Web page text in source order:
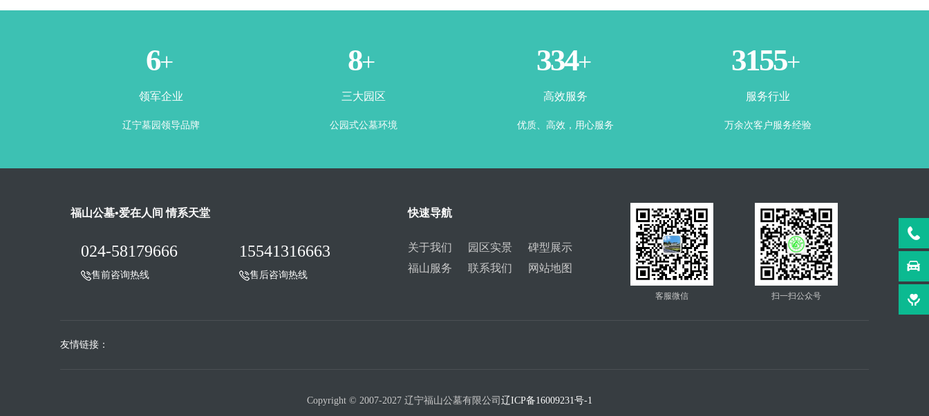
1+
领军企业
辽宁墓园领导品牌
3+
三大园区
公园式公墓环境
365+
高效服务
优质、高效，用心服务
3500+
服务行业
万余次客户服务经验
福山公墓•爱在人间 情系天堂
024-58179666
售前咨询热线
15541316663
售后咨询热线
快速导航
关于我们 园区实景
碑型展示
福山服务
联系我们 网站地图
客服微信 扫一扫公众号
友情链接：
Copyright © 2007-2027 辽宁福山公墓有限公司 辽ICP备16009231号-1